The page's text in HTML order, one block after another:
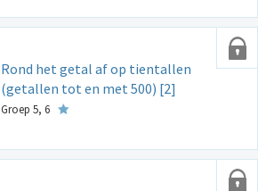
Rond het getal af op tientallen
(getallen tot en met 500) [2]
Groep 5, 6